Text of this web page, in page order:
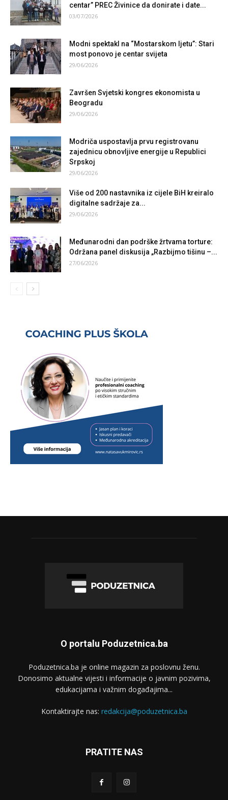
centar” PREC Živinice da donirate i date...
03/07/2026
Modni spektakl na “Mostarskom ljetu”: Stari
most ponovo je centar svijeta
29/06/2026
Završen Svjetski kongres ekonomista u
Beogradu
29/06/2026
Modriča uspostavlja prvu registrovanu
zajednicu obnovljive energije u Republici
Srpskoj
29/06/2026
Više od 200 nastavnika iz cijele BiH kreiralo
digitalne sadržaje za...
29/06/2026
Međunarodni dan podrške žrtvama torture:
Održana panel diskusija „Razbijmo tišinu –...
27/06/2026
O portalu Poduzetnica.ba
Poduzetnica.ba je online magazin za poslovnu ženu.
Donosimo aktualne vijesti i informacije o javnim pozivima,
edukacijama i važnim događajima...
Kontaktirajte nas: redakcija@poduzetnica.ba
PRATITE NAS